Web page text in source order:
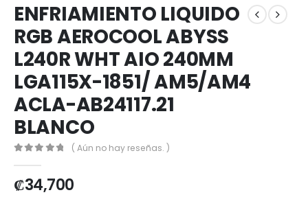
ENFRIAMIENTO LIQUIDO
RGB AEROCOOL ABYSS
L240R WHT AIO 240MM
LGA115X-1851/ AM5/AM4
ACLA-AB24117.21
BLANCO
( Aún no hay reseñas. )
₡34,700